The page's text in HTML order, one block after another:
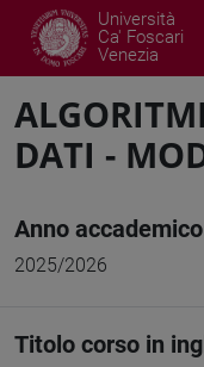
Università
Ca' Foscari
Venezia
DATI -
Anno accademico
2025/2026
Titolo corso in